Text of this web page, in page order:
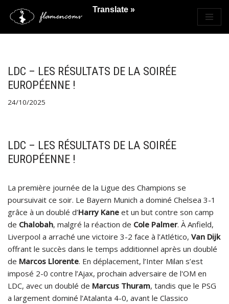
Saltar
LDC – LES RÉSULTATS DE LA SOIRÉE
EUROPÉENNE !
24/10/2025
LDC – LES RÉSULTATS DE LA SOIRÉE
EUROPÉENNE !
La première journée de la Ligue des Champions se
poursuivait ce soir. Le Bayern Munich a dominé Chelsea 3-1
grâce à un doublé d’Harry Kane et un but contre son camp
de Chalobah, malgré la réaction de Cole Palmer. À Anfield,
Liverpool a arraché une victoire 3-2 face à l’Atlético, Van Dijk
offrant le succès dans le temps additionnel après un doublé
de Marcos Llorente. En déplacement, l’Inter Milan s’est
imposé 2-0 contre l’Ajax, prochain adversaire de l'OM en
LDC, avec un doublé de Marcus Thuram, tandis que le PSG
a largement dominé l’Atalanta 4-0, avant le Classico
Translate »